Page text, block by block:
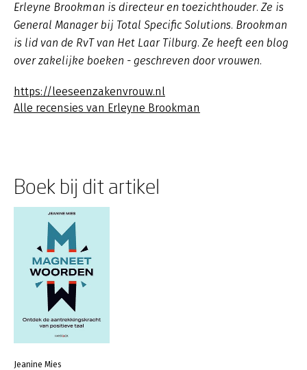
Erleyne Brookman is directeur en toezichthouder. Ze is
General Manager bij Total Specific Solutions. Brookman
is lid van de RvT van Het Laar Tilburg. Ze heeft een blog
over zakelijke boeken - geschreven door vrouwen.
https://leeseenzakenvrouw.nl
Alle recensies van Erleyne Brookman
Boek bij dit artikel
Jeanine Mies